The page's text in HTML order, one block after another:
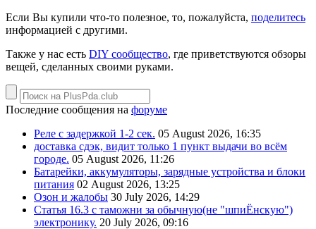
Если Вы купили что-то полезное, то, пожалуйста, поделитесь
информацией с другими.
Также у нас есть DIY сообщество, где приветствуются обзоры
вещей, сделанных своими руками.
Последние сообщения на форуме
Реле с задержкой 1-2 сек. 05 August 2026, 16:35
доставка сдэк, видит только 1 пункт выдачи во всём
городе. 05 August 2026, 11:26
Батарейки, аккумуляторы, зарядные устройства и блоки
питания 02 August 2026, 13:25
Озон и жалобы 30 July 2026, 14:29
Статья 16.3 с таможни за обычную(не "шпиЁнскую")
электронику. 20 July 2026, 09:16